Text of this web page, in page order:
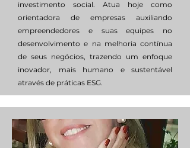
investimento social. Atua hoje como
orientadora de empresas auxiliando
empreendedores e suas equipes no
desenvolvimento e na melhoria contínua
de seus negócios, trazendo um enfoque
inovador, mais humano e sustentável
através de práticas ESG.